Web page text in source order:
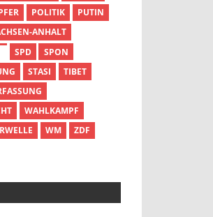
POLITIK
PUTIN
ANHALT
SPD
SPON
STASI
TIBET
WAHLKAMPF
WM
ZDF